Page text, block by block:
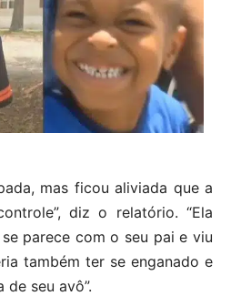
mas ficou aliviada que a
diz o relatório. “Ela
parece com o seu pai e viu
também ter se enganado e
seu avô”.